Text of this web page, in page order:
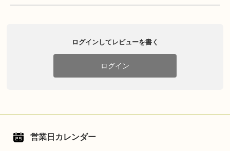
ログインしてレビューを書く
ログイン
営業日カレンダー